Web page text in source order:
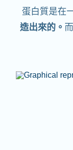
蛋白質是在
造出來的。